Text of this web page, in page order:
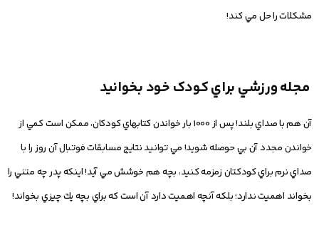
مشكلات را حل مي كند!
مجله ورزشي براي كودک خود بخوانيد
آن هم با صداي بلند! پس از 1000 بار خواندن كتابهاي كودكان، ممكن است كمي از
خواندن مجدد آن بي حوصله شويد! مي توانيد نتايج مسابقات فوتبال آن روز را با
صداي نرم براي كودكتان زمزمه كنيد، بچه هم خوشش مي آيد! اينكه پدر چه متني را
بخواند اهميت ندارد؛ بلكه آنچه اهميت دارد آن است كه براي بچه يك چيزي بخواند!